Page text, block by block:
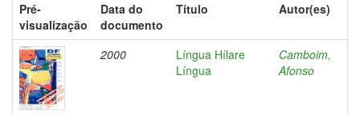
Pré-
visualização
Data do
documento
Título Autor(es)
2000
Língua Hílare
Língua
Camboim,
Afonso